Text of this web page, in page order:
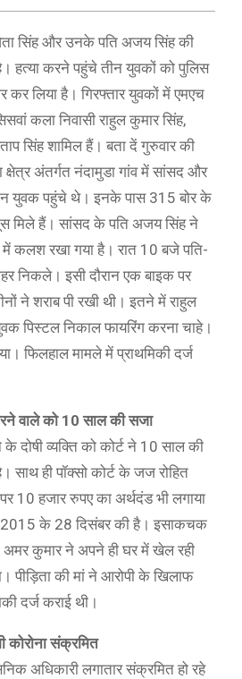
सिंह और उनके पति अजय सिंह की
हत्या करने पहुंचे तीन युवकों को पुलिस
कर लिया है। गिरफ्तार युवकों में एमएच
कला निवासी राहुल कुमार सिंह,
सिंह शामिल हैं। बता दें गुरुवार की
अंतर्गत नंदामुडा गांव में सांसद और
युवक पहुंचे थे। इनके पास 315 बोर के
मिले हैं। सांसद के पति अजय सिंह ने
में कलश रखा गया है। रात 10 बजे पति-
निकले। इसी दौरान एक बाइक पर
ने शराब पी रखी थी। इतने में राहुल
पिस्टल निकाल फायरिंग करना चाहे।
फिलहाल मामले में प्राथमिकी दर्ज
वाले को 10 साल की सजा
दोषी व्यक्ति को कोर्ट ने 10 साल की
ही पॉक्सो कोर्ट के जज रोहित
10 हजार रुपए का अर्थदंड भी लगाया
2015 के 28 दिसंबर की है। इसाकचक
अमर कुमार ने अपने ही घर में खेल रही
पीड़िता की मां ने आरोपी के खिलाफ
दर्ज कराई थी।
कोरोना संक्रमित
अधिकारी लगातार संक्रमित हो रहे